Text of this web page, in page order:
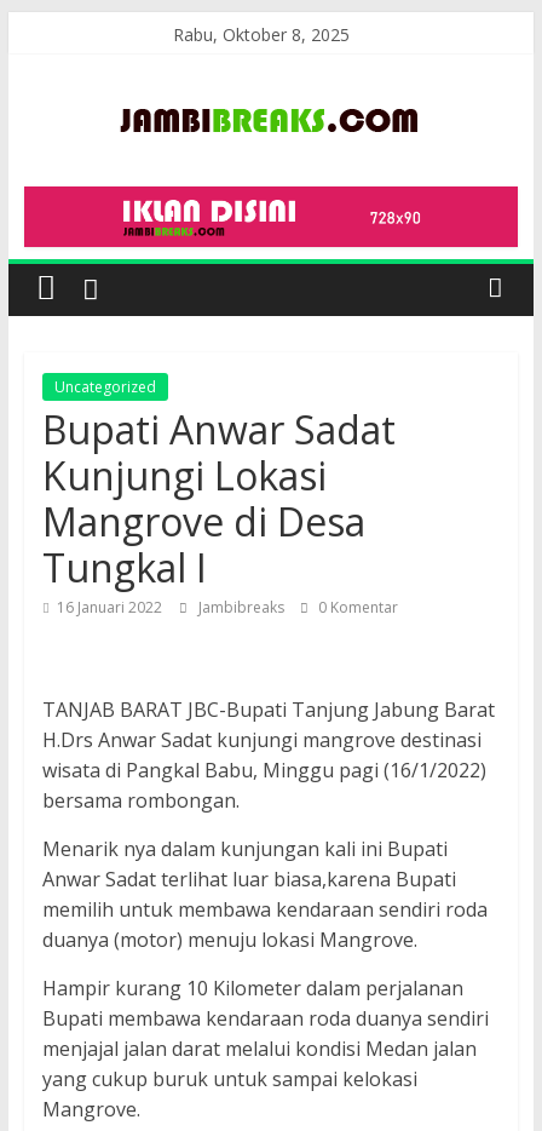
Rabu, Oktober 8, 2025
JambiBreaks
Uncategorized
Bupati Anwar Sadat
Kunjungi Lokasi
Mangrove di Desa
Tungkal I
16 Januari 2022 Jambibreaks 0 Komentar
TANJAB BARAT JBC-Bupati Tanjung Jabung Barat
H.Drs Anwar Sadat kunjungi mangrove destinasi
wisata di Pangkal Babu, Minggu pagi (16/1/2022)
bersama rombongan.
Menarik nya dalam kunjungan kali ini Bupati
Anwar Sadat terlihat luar biasa,karena Bupati
memilih untuk membawa kendaraan sendiri roda
duanya (motor) menuju lokasi Mangrove.
Hampir kurang 10 Kilometer dalam perjalanan
Bupati membawa kendaraan roda duanya sendiri
menjajal jalan darat melalui kondisi Medan jalan
yang cukup buruk untuk sampai kelokasi
Mangrove.